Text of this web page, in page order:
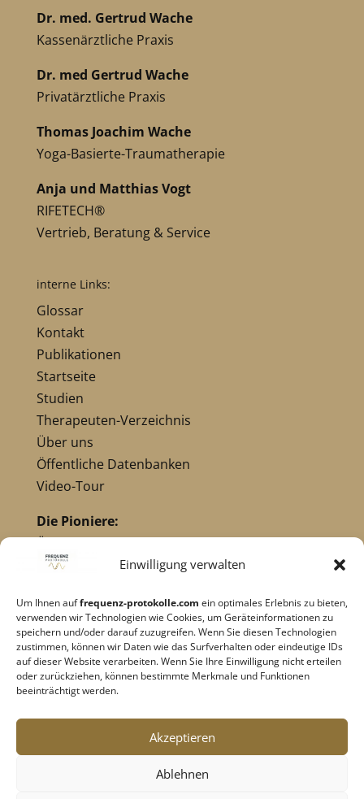
Einwilligung verwalten
Um Ihnen auffrequenz-protokolle.com ein optimales Erlebnis zu bieten,
verwenden wir Technologien wie Cookies, um Geräteinformationen zu
speichern und/oder darauf zuzugreifen. Wenn Sie diesen Technologien
zustimmen, können wir Daten wie das Surfverhalten oder eindeutige IDs
auf dieser Website verarbeiten. Wenn Sie Ihre Einwilligung nicht erteilen
oder zurückziehen, können bestimmte Merkmale und Funktionen
beeinträchtigt werden.
Akzeptieren
Ablehnen
Dr. med. Gertrud Wache
Kassenärztliche Praxis
Dr. med Gertrud Wache
Privatärztliche Praxis
Thomas Joachim Wache
Yoga-Basierte-Traumatherapie
Anja und Matthias Vogt
RIFETECH®
Vertrieb, Beratung & Service
interne Links:
Glossar
Kontakt
Publikationen
Startseite
Studien
Therapeuten-Verzeichnis
Über uns
Öffentliche Datenbanken
Video-Tour
Die Pioniere:
Übersicht Pioniere
Nikola Tesla
Dr. Hulda Clark
Robert C. Beck
Georges Lakhovsky
verwandte Pioniere
Datenschutz
Cookie-Richtlinie|AGB's